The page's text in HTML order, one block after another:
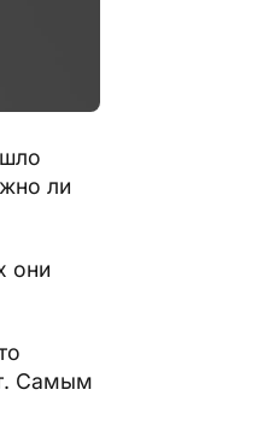
ли
они
Самым